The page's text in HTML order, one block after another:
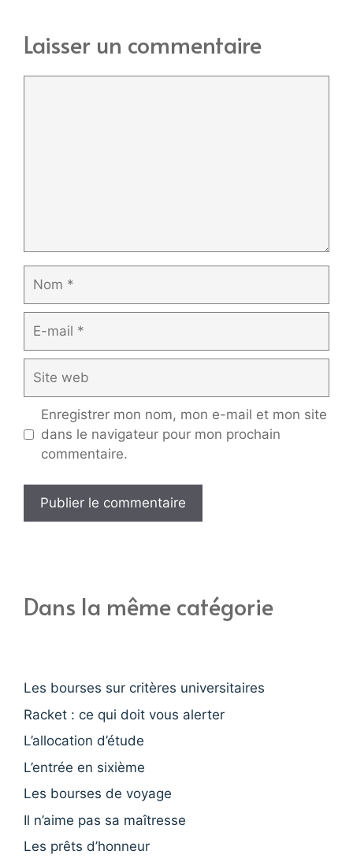
Laisser un commentaire
mail
web
Enregistrer mon nom, mon e-mail et mon site
dans le navigateur pour mon prochain
commentaire.
Dans la même catégorie
Les bourses sur critères universitaires
Racket : ce qui doit vous alerter
L’allocation d’étude
L’entrée en sixième
Les bourses de voyage
Il n’aime pas sa maîtresse
Les prêts d’honneur